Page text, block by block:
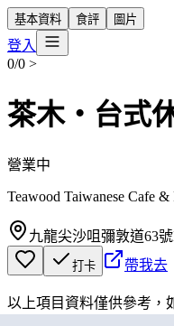
基本資料 食評 圖片
登入
0/0 >
茶木‧台式
營業中
Teawood Taiwanese Cafe &
九龍尖沙咀彌敦道63
打卡 帶我去
以上項目資料僅供參考，